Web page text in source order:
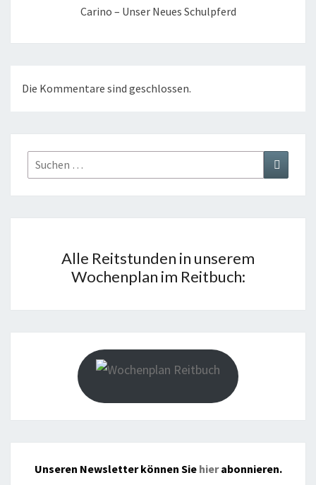
Carino – Unser Neues Schulpferd
Die Kommentare sind geschlossen.
Suchen
nach:
Suchen
Alle Reitstunden in unserem
Wochenplan im Reitbuch:
Unseren Newsletter können Sie hierabonnieren.